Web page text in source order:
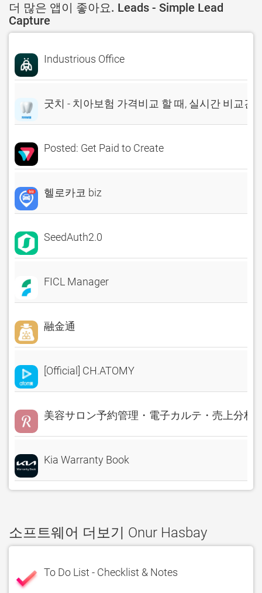
더 많은 앱이 좋아요. Leads - Simple Lead
Capture
Industrious Office
굿치 - 치아보험 가격비교 할 때, 실시간 비교견
Posted: Get Paid to Create
헬로카코 biz
SeedAuth2.0
FICL Manager
融金通
[Official] CH.ATOMY
美容サロン予約管理・電子カルテ・売上分析
Kia Warranty Book
소프트웨어 더보기 Onur Hasbay
To Do List - Checklist & Notes